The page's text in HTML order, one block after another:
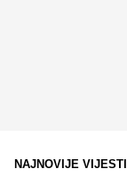
NAJNOVIJE VIJESTI